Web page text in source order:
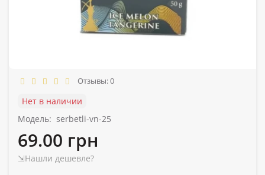
Отзывы: 0
Нет в наличии
Модель: serbetli-vn-25
69.00 грн
⇲Нашли дешевле?